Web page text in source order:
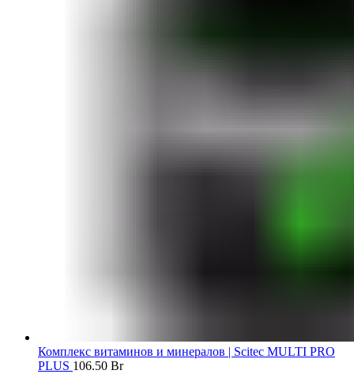
Комплекс витаминов и минералов | Scitec MULTI PRO
PLUS 106.50 Br